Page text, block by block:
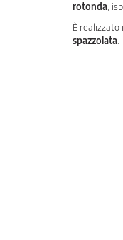
rotonda ,
È realizzato
spazzolata